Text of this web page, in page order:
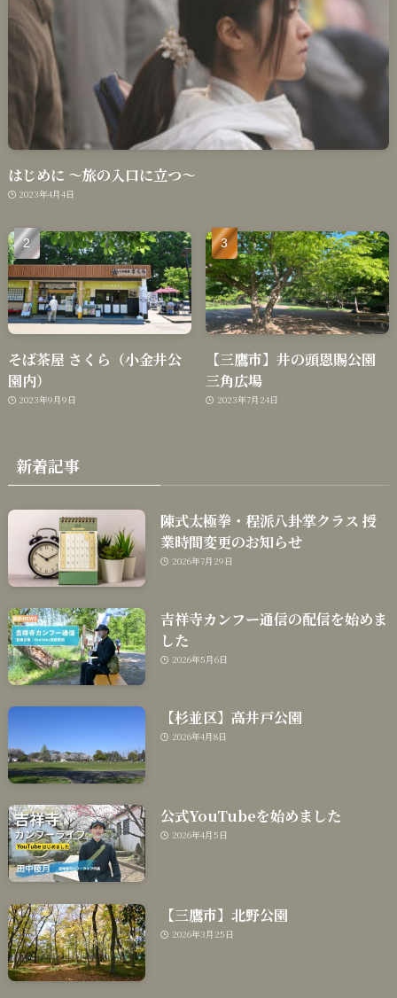
はじめに 〜旅の入口に立つ〜
2023年4月4日
そば茶屋 さくら（小金井公
園内）
2023年9月9日
【三鷹市】井の頭恩賜公園
三角広場
2023年7月24日
新着記事
陳式太極拳・程派八卦掌クラス 授
業時間変更のお知らせ
2026年7月29日
吉祥寺カンフー通信の配信を始めま
した
2026年5月6日
【杉並区】高井戸公園
2026年4月8日
公式YouTubeを始めました
2026年4月5日
【三鷹市】北野公園
2026年3月25日